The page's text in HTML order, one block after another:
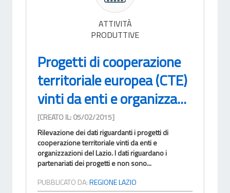
ATTIVITÀ
PRODUTTIVE
Progetti di cooperazione
territoriale europea (CTE)
vinti da enti e organizza...
[CREATO IL: 05/02/2015]
Rilevazione dei dati riguardanti i progetti di
cooperazione territoriale vinti da enti e
organizzazioni del Lazio. I dati riguardano i
partenariati dei progetti e non sono...
PUBBLICATO DA:REGIONE LAZIO